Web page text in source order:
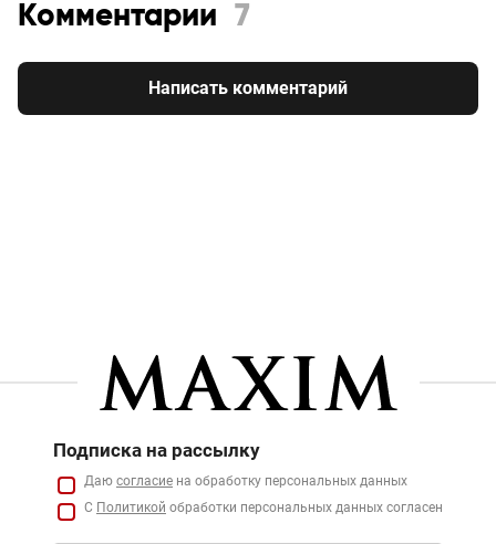
Комментарии 7
Написать комментарий
Подписка на рассылку
Даю согласие на обработку персональных данных
С Политикой обработки персональных данных согласен